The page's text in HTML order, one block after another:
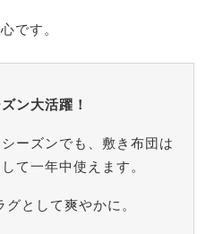
です。
ン大活躍！
ーズンでも、敷き布団は
て一年中使えます。
グとして爽やかに。